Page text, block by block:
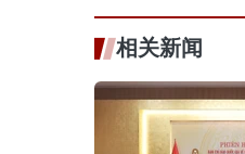
相关新闻